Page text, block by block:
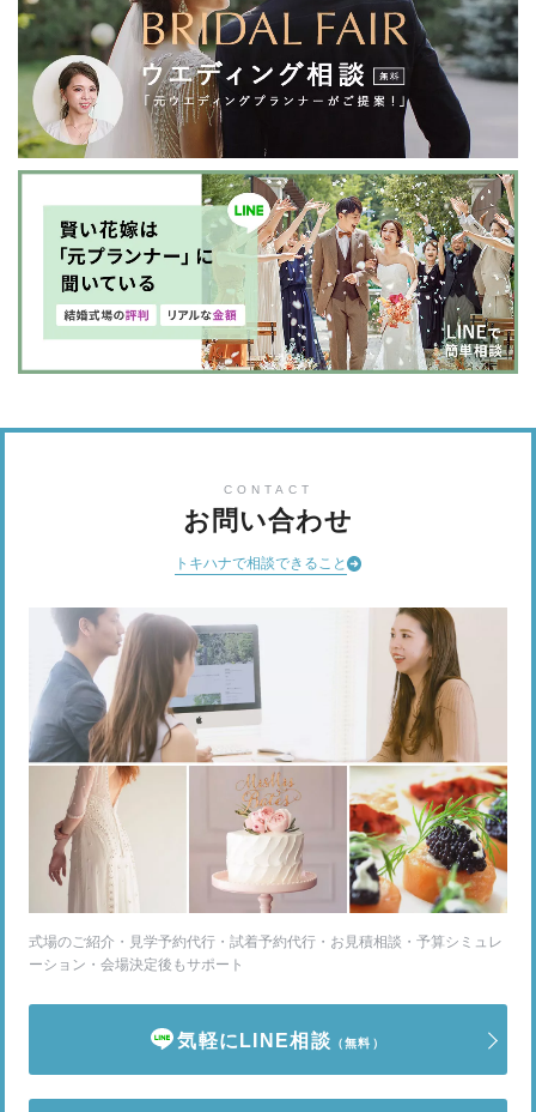
CONTACT
お問い合わせ
トキハナで相談できること
式場のご紹介・見学予約代行・試着予約代行・お見積相談・予算シミュレ
ーション・会場決定後もサポート
気軽にLINE相談 （無料）